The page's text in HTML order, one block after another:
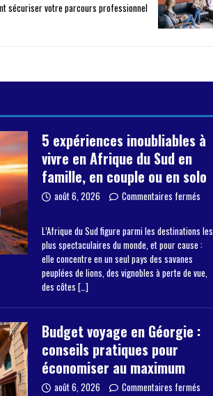
sécuriser votre parcours professionnel
5 expériences inoubliables à
vivre en Afrique du Sud en
famille, en couple ou en solo
août 6, 2026 Commentaires fermés
L’Afrique du Sud figure parmi les destinations les
plus spectaculaires du monde, et pour cause :
elle concentre en un seul pays des savanes
peuplées de lions, des vignobles à perte de vue,
des côtes […]
Budget voyage en Géorgie :
conseils pratiques pour
économiser au maximum
août 6, 2026 Commentaires fermés